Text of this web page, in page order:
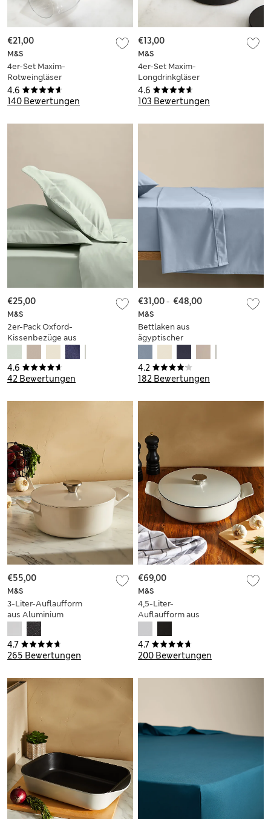
4.6
140 Bewertungen
M&S
4er-Set Maxim-
Rotweingläser
€21,00
4.6
103 Bewertungen
M&S
4er-Set Maxim-
Longdrinkgläser
€13,00
4.6
42 Bewertungen
M&S
2er-Pack Oxford-
Kissenbezüge aus
Baumwolle
(Fadenzahl 230)
€25,00
4.2
182 Bewertungen
M&S
Bettlaken aus
ägyptischer
(Fadenzahl 230)
€31,00- €48,00
4.7
265 Bewertungen
M&S
3-Liter-Auflaufform
aus Aluminium
€55,00
4.7
200 Bewertungen
M&S
4,5-Liter-
Auflaufform aus
€69,00